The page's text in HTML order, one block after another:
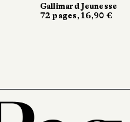
Gallimard Jeunesse
72 pages, 16,90 €